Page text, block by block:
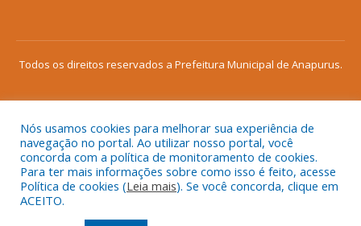
Todos os direitos reservados a Prefeitura Municipal de Anapurus.
Mapa do Site
Acessar Área Administrativa
Acessar o Webmail
Nós usamos cookies para melhorar sua experiência de
navegação no portal. Ao utilizar nosso portal, você
concorda com a política de monitoramento de cookies.
Para ter mais informações sobre como isso é feito, acesse
Política de cookies (Leia mais). Se você concorda, clique em
ACEITO.